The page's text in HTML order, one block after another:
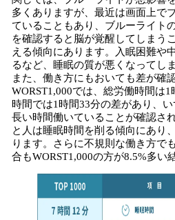
多くありますが、最近は画面上で
ていることもあり、ブルーライト
を確認すると脳が覚醒してしまう
える傾向にあります。入眠困難や
るなど、睡眠の質が悪くなってし
また、働き方にもおいても差が確
WORST1,000では、総労働時間は
時間では1時間33分の差があり、
長い時間働いていることが確認さ
と人は睡眠時間を削る傾向にあり
ります。さらに不規則な働き方で
合もWORST1,000の方が8.5%多い